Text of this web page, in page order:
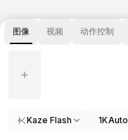
图像 视频 动作控制
Kaze Flash 1KAuto